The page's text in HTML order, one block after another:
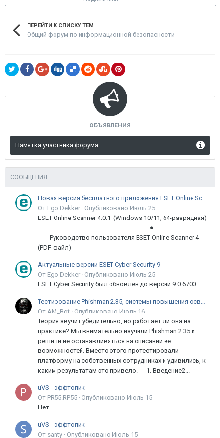
ПЕРЕЙТИ К СПИСКУ ТЕМ
Общий форум по информационной безопасности
ОБЪЯВЛЕНИЯ
Памятка участника форума
СООБЩЕНИЯ
Новая версия бесплатного приложения ESET Online Scanner доступна пользователям
От Ego Dekker · Опубликовано Июль 25
ESET Online Scanner 4.0.1 (Windows 10/11, 64-разрядная)
●
Руководство пользователя ESET Online Scanner 4
(PDF-файл)
Актуальные версии ESET Cyber Security 9
От Ego Dekker · Опубликовано Июль 25
ESET Cyber Security был обновлён до версии 9.0.6700.
Тестирование Phishman 2.35, системы повышения осведомлённости пользователей в сфере ИБ
От AM_Bot · Опубликовано Июль 16
Теория звучит убедительно, но работает ли она на
практике? Мы внимательно изучили Phishman 2.35 и
решили не останавливаться на описании её
возможностей. Вместо этого протестировали
платформу на собственных сотрудниках и удивились, к
каким результатам это привело. 1. Введение2...
uVS - оффтопик
От PR55.RP55 · Опубликовано Июль 15
Нет.
uVS - оффтопик
От santy · Опубликовано Июль 15